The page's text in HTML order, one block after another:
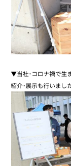
▼当社･コロナ禍で生
紹介･展示も行いまし